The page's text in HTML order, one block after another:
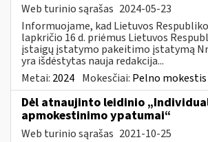
Web turinio sąrašas 2024-05-23
Informuojame, kad Lietuvos
lapkričio 16 d. priėmus Lietuvos
įstaigų įstatymo pakeitimo įstatymą Nr.
yra išdėstytas nauja redakcija...
Metai: 2024 Mokesčiai: Pelno mokestis
Dėl atnaujinto leidinio
apmokestinimo ypatumai“
Web turinio sąrašas 2021-10-25